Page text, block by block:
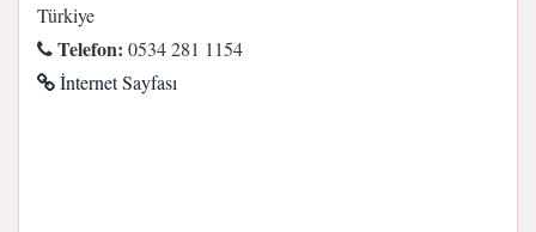
Türkiye
Telefon: 0534 281 1154
İnternet Sayfası